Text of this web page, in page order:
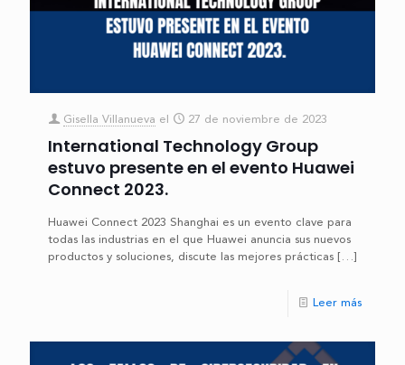
Gisella Villanueva el 27 de noviembre de 2023
International Technology Group
estuvo presente en el evento Huawei
Connect 2023.
Huawei Connect 2023 Shanghai es un evento clave para
todas las industrias en el que Huawei anuncia sus nuevos
productos y soluciones, discute las mejores prácticas […]
Leer más